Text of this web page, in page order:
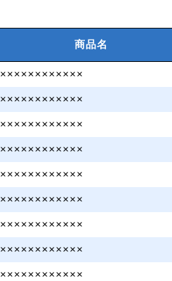
商品名
××××××××××××
××××××××××××
××××××××××××
××××××××××××
××××××××××××
××××××××××××
××××××××××××
××××××××××××
××××××××××××